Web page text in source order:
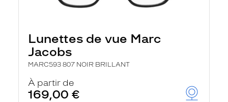
Lunettes de vue Marc
Jacobs
MARC593 807 NOIR BRILLANT
À partir de
169,00 €